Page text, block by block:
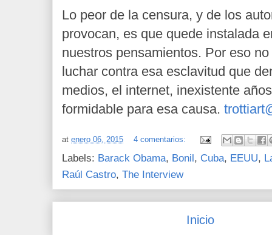
Lo peor de la censura, y de los
provocan, es que quede instalada
nuestros pensamientos. Por eso
luchar contra esa esclavitud que
medios, el internet, inexistente
formidable para esa causa.
at enero 06, 2015 4 comentarios:
Labels: Barack Obama, Bonil, Cuba, EEUU,
Raúl Castro, The Interview
Inicio